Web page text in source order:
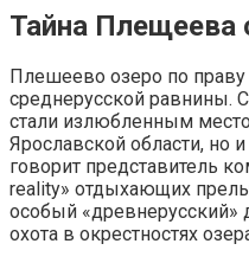
Тайна Плещеева
Плешеево озеро по
среднерусской равнины.
стали излюбленным
Ярославской области, но
говорит представитель
reality» отдыхающих
особый «древнерусский»
охота в окрестностях